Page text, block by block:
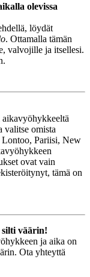
olevissa
löydät
. Ottamalla tämän
valvojille ja itsellesi.
aikavyöhykkeeltä
valitse omista
Lontoo, Pariisi, New
ovat vain
tämä on
väärin!
ja aika on
Ota yhteyttä